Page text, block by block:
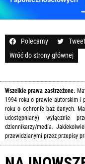
Polecamy
Wróć do strony głównej
Wszelkie prawa zastrzeżone.
1994 roku o prawie autorskim i
roku o ochronie baz danych.
udostępniany) wyłącznie
dziennikarzy/media.
przewidzianymi przez przepisy